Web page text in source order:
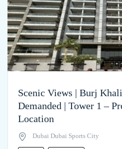
Scenic Views | Burj
Demanded | Tower 1 –
Location
Dubai Dubai Sports City